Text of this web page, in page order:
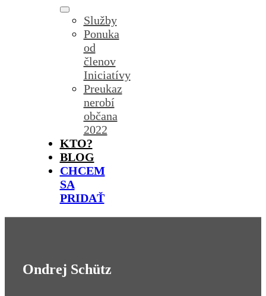
Služby
Ponuka
od
členov
Iniciatívy
Preukaz
nerobí
občana
2022
KTO?
BLOG
CHCEM
SA
PRIDAŤ
Ondrej Schütz